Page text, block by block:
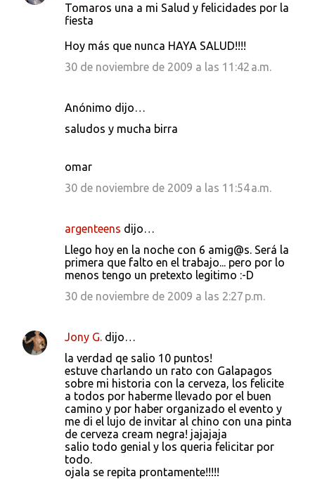
Tomaros una a mi Salud y felicidades por la
fiesta
Hoy más que nunca HAYA SALUD!!!!
30 de noviembre de 2009 a las 11:42 a.m.
Anónimo dijo…
saludos y mucha birra
omar
30 de noviembre de 2009 a las 11:54 a.m.
argenteens dijo…
Llego hoy en la noche con 6 amig@s. Será la
primera que falto en el trabajo... pero por lo
menos tengo un pretexto legitimo :-D
30 de noviembre de 2009 a las 2:27 p.m.
Jony G. dijo…
la verdad qe salio 10 puntos!
estuve charlando un rato con Galapagos
sobre mi historia con la cerveza, los felicite
a todos por haberme llevado por el buen
camino y por haber organizado el evento y
me di el lujo de invitar al chino con una pinta
de cerveza cream negra! jajajaja
salio todo genial y los queria felicitar por
todo.
ojala se repita prontamente!!!!!